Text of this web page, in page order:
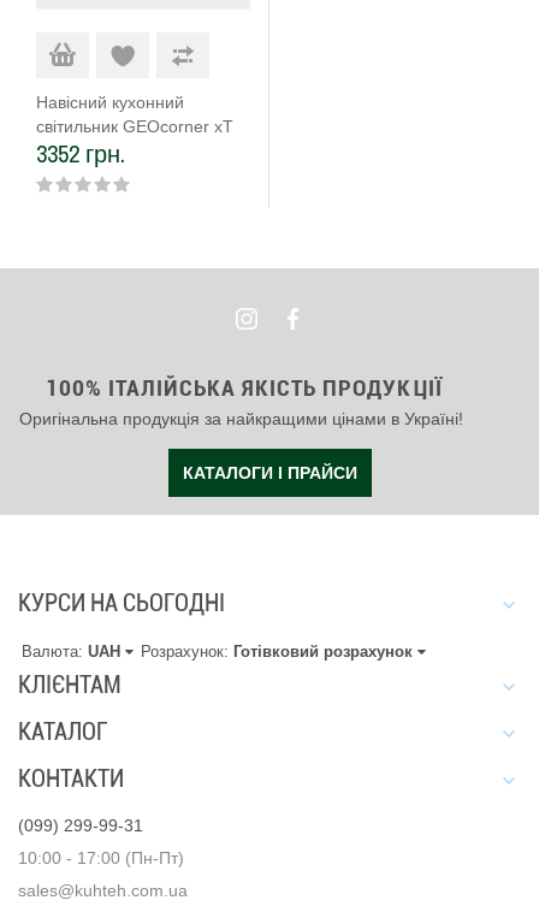
Навісний кухонний
світильник GEOcorner xT
900 (175XTC0900N1B11)
9,12W біле світло, колір -
алюміній
3352 грн.
100% ІТАЛІЙСЬКА ЯКІСТЬ ПРОДУКЦІЇ
Оригінальна продукція за найкращими цінами в Україні!
КАТАЛОГИ І ПРАЙСИ
КУРСИ НА СЬОГОДНІ
Валюта: UAH Розрахунок: Готівковий розрахунок
КЛІЄНТАМ
КАТАЛОГ
КОНТАКТИ
(099) 299-99-31
10:00 - 17:00 (Пн-Пт)
sales@kuhteh.com.ua